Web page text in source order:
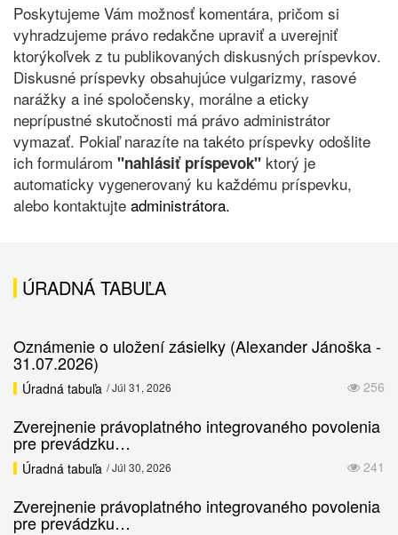
Poskytujeme Vám možnosť komentára, pričom si
vyhradzujeme právo redakčne upraviť a uverejniť
ktorýkoľvek z tu publikovaných diskusných príspevkov.
Diskusné príspevky obsahujúce vulgarizmy, rasové
narážky a iné spoločensky, morálne a eticky
neprípustné skutočnosti má právo administrátor
vymazať. Pokiaľ narazíte na takéto príspevky odošlite
ich formulárom "nahlásiť príspevok" ktorý je
automaticky vygenerovaný ku každému príspevku,
alebo kontaktujte administrátora.
ÚRADNÁ TABUĽA
Oznámenie o uložení zásielky (Alexander Jánoška -
31.07.2026)
256
Úradná tabuľa / Júl 31, 2026
Zverejnenie právoplatného integrovaného povolenia
pre prevádzku…
241
Úradná tabuľa / Júl 30, 2026
Zverejnenie právoplatného integrovaného povolenia
pre prevádzku…